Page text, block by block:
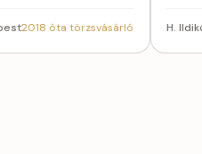
2018 óta törzsvásárló H.